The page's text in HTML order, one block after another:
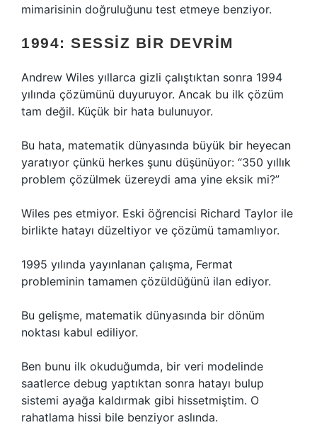
mimarisinin doğruluğunu test etmeye benziyor.
1994: SESSIZ BIR DEVRIM
Andrew Wiles yıllarca gizli çalıştıktan sonra 1994
yılında çözümünü duyuruyor. Ancak bu ilk çözüm
tam değil. Küçük bir hata bulunuyor.
Bu hata, matematik dünyasında büyük bir heyecan
yaratıyor çünkü herkes şunu düşünüyor: “350 yıllık
problem çözülmek üzereydi ama yine eksik mi?”
Wiles pes etmiyor. Eski öğrencisi Richard Taylor ile
birlikte hatayı düzeltiyor ve çözümü tamamlıyor.
1995 yılında yayınlanan çalışma, Fermat
probleminin tamamen çözüldüğünü ilan ediyor.
Bu gelişme, matematik dünyasında bir dönüm
noktası kabul ediliyor.
Ben bunu ilk okuduğumda, bir veri modelinde
saatlerce debug yaptıktan sonra hatayı bulup
sistemi ayağa kaldırmak gibi hissetmiştim. O
rahatlama hissi bile benziyor aslında.